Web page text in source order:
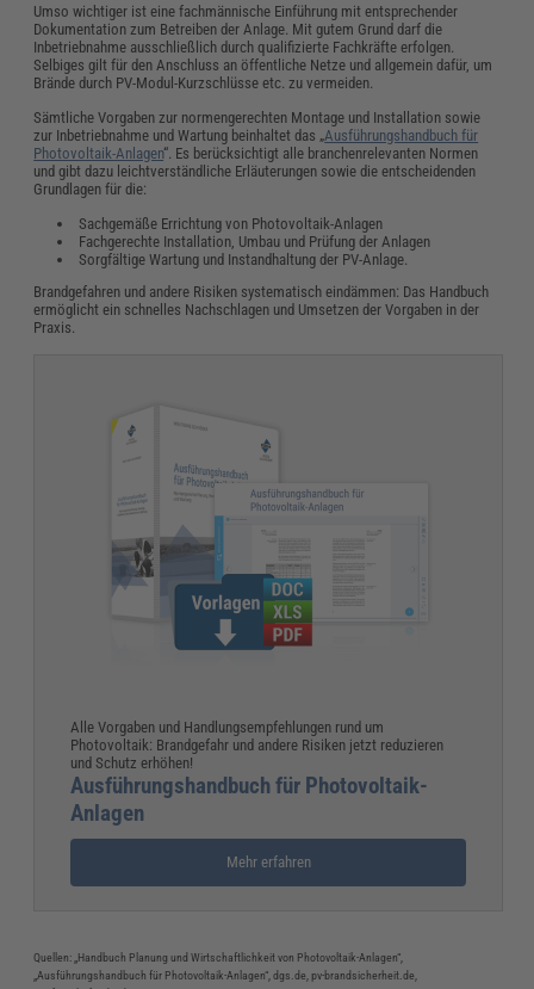
Umso wichtiger ist eine fachmännische Einführung mit entsprechender
Dokumentation zum Betreiben der Anlage. Mit gutem Grund darf die
Inbetriebnahme ausschließlich durch qualifizierte Fachkräfte erfolgen.
Selbiges gilt für den Anschluss an öffentliche Netze und allgemein dafür, um
Brände durch PV-Modul-Kurzschlüsse etc. zu vermeiden.
Sämtliche Vorgaben zur normengerechten Montage und Installation sowie
zur Inbetriebnahme und Wartung beinhaltet das „Ausführungshandbuch für
Photovoltaik-Anlagen“. Es berücksichtigt alle branchenrelevanten Normen
und gibt dazu leichtverständliche Erläuterungen sowie die entscheidenden
Grundlagen für die:
Sachgemäße Errichtung von Photovoltaik-Anlagen
Fachgerechte Installation, Umbau und Prüfung der Anlagen
Sorgfältige Wartung und Instandhaltung der PV-Anlage.
Brandgefahren und andere Risiken systematisch eindämmen: Das Handbuch
ermöglicht ein schnelles Nachschlagen und Umsetzen der Vorgaben in der
Praxis.
Alle Vorgaben und Handlungsempfehlungen rund um
Photovoltaik: Brandgefahr und andere Risiken jetzt reduzieren
und Schutz erhöhen!
Ausführungshandbuch für Photovoltaik-
Anlagen
Mehr erfahren
Quellen: „Handbuch Planung und Wirtschaftlichkeit von Photovoltaik-Anlagen“,
„Ausführungshandbuch für Photovoltaik-Anlagen“, dgs.de, pv-brandsicherheit.de,